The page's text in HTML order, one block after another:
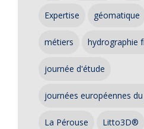
Expertise géomatique
métiers hydrographie
journée d'étude
journées européennes
La Pérouse Litto3D®